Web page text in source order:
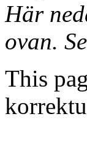
Här
ovan.
This